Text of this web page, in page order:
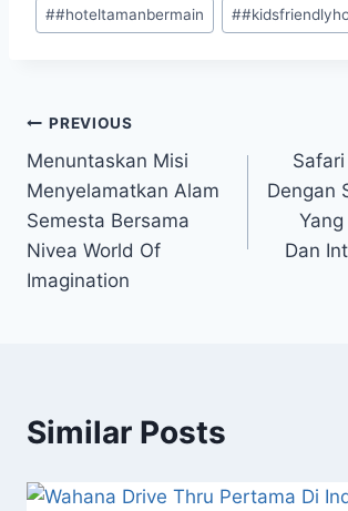
##hoteltamanbermain #
Navigasi
pos
PREVIOUS
Menuntaskan Misi
Menyelamatkan Alam
Semesta Bersama
Nivea World Of
Imagination
Dengan
Dan
Similar Posts